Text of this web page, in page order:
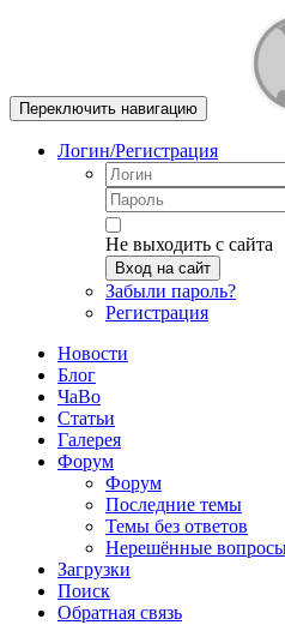
Переключить навигацию
Логин/Регистрация
Не выходить с сайта
Вход на сайт
Забыли пароль?
Регистрация
Новости
Блог
ЧаВо
Статьи
Галерея
Форум
Форум
Последние темы
Темы без ответов
Нерешённые
Загрузки
Поиск
Обратная связь